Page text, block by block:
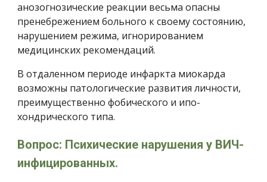
анозогнозические реак­ции весьма опасны
пренебрежением больного к своему состоянию,
нарушением режима, игнорированием
медицинских рекомендаций.
В отдаленном периоде инфаркта миокарда
возможны патоло­гические развития личности,
преимущественно фобического и ипо­
хондрического типа.
Вопрос: Психические нарушения у ВИЧ-
инфицированных.